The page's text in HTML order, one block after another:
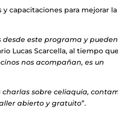
capacitaciones para mejorar la
este programa y pueden
Lucas Scarcella, al tiempo que
nos acompañan, es un
charlas sobre celiaquía,
abierto y gratuito”.